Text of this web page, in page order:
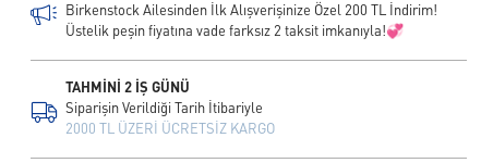
Birkenstock Ailesinden İlk Alışverişinize Özel 200 TL İndirim!
Üstelik peşin fiyatına vade farksız 2 taksit imkanıyla!💞
TAHMİNİ 2 İŞ GÜNÜ
Siparişin Verildiği Tarih İtibariyle
2000 TL ÜZERİ ÜCRETSİZ KARGO